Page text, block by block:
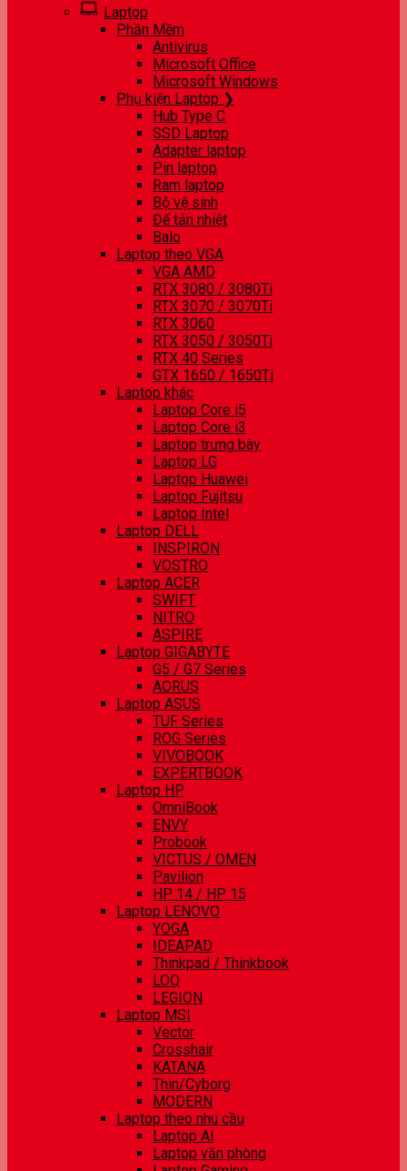
Laptop
Phần Mềm
Antivirus
Microsoft Office
Microsoft Windows
Phụ kiện Laptop ❯
Hub Type C
SSD Laptop
Adapter laptop
Pin laptop
Ram laptop
Bộ vệ sinh
Đế tản nhiệt
Balo
Laptop theo VGA
VGA AMD
RTX 3080 / 3080Ti
RTX 3070 / 3070Ti
RTX 3060
RTX 3050 / 3050Ti
RTX 40 Series
GTX 1650 / 1650Ti
Laptop khác
Laptop Core i5
Laptop Core i3
Laptop trưng bày
Laptop LG
Laptop Huawei
Laptop Fujitsu
Laptop Intel
Laptop DELL
INSPIRON
VOSTRO
Laptop ACER
SWIFT
NITRO
ASPIRE
Laptop GIGABYTE
G5 / G7 Series
AORUS
Laptop ASUS
TUF Series
ROG Series
VIVOBOOK
EXPERTBOOK
Laptop HP
OmniBook
ENVY
Probook
VICTUS / OMEN
Pavilion
HP 14 / HP 15
Laptop LENOVO
YOGA
IDEAPAD
Thinkpad / Thinkbook
LOQ
LEGION
Laptop MSI
Vector
Crosshair
KATANA
Thin/Cyborg
MODERN
Laptop theo nhu cầu
Laptop AI
Laptop văn phòng